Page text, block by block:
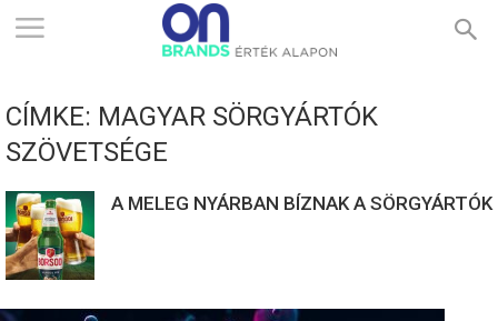
ONBRANDS
ÉRTÉK
ALAPON
CÍMKE: MAGYAR SÖRGYÁRTÓK
SZÖVETSÉGE
A MELEG NYÁRBAN BÍZNAK A SÖRGYÁRTÓK